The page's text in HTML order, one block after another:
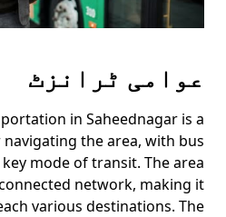
عوامی ٹرانزٹ
in Saheednagar is a
the area, with bus
mode of transit. The area
network, making it
various destinations. The